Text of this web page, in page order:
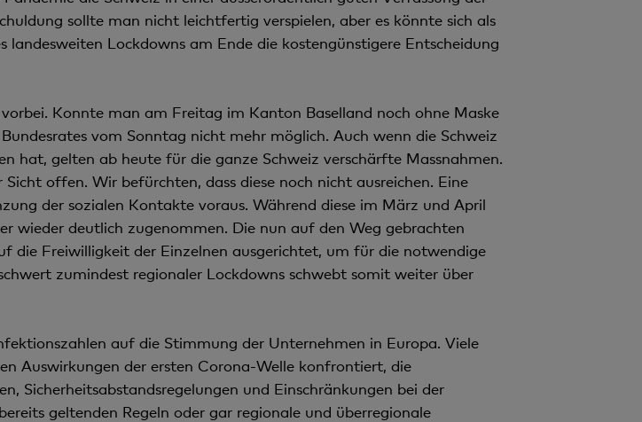
sollte man nicht leichtfertig verspielen, aber es könnte sich als
landesweiten Lockdowns am Ende die kostengünstigere Entscheidung
Konnte man am Freitag im Kanton Baselland noch ohne Maske
vom Sonntag nicht mehr möglich. Auch wenn die Schweiz
hat, gelten ab heute für die ganze Schweiz verschärfte Massnahmen.
offen. Wir befürchten, dass diese noch nicht ausreichen. Eine
der sozialen Kontakte voraus. Während diese im März und April
wieder deutlich zugenommen. Die nun auf den Weg gebrachten
die Freiwilligkeit der Einzelnen ausgerichtet, um für die notwendige
zumindest regionaler Lockdowns schwebt somit weiter über
auf die Stimmung der Unternehmen in Europa. Viele
Auswirkungen der ersten Corona-Welle konfrontiert, die
Sicherheitsabstandsregelungen und Einschränkungen bei der
geltenden Regeln oder gar regionale und überregionale